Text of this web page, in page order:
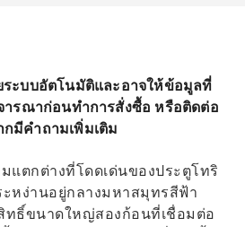
ะบบอัตโนมัติและอาจให้ข้อมูลที่
รณาก่อนทำการสั่งซื้อ หรือติดต่อ
มีคำถามเพิ่มเติม
แตกต่างที่โดดเด่นของประตูโทริ
หง่านอยู่กลางมหาสมุทรสีฟ้า
ทธิ์ขนาดใหญ่สองก้อนที่เชื่อมต่อ